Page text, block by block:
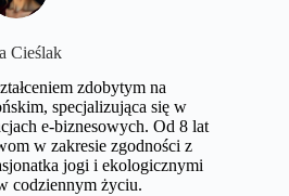
Cieślak
zdobytym na
specjalizująca się w
e-biznesowych. Od 8 lat
w zakresie zgodności z
jogi i ekologicznymi
codziennym życiu.